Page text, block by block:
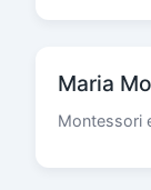
Maria
Montessori